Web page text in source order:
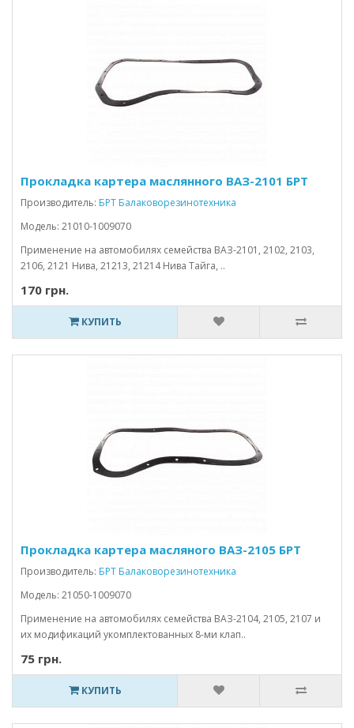
Прокладка картера маслянного ВАЗ-2101 БРТ
Производитель: БРТ Балаковорезинотехника
Модель: 21010-1009070
Применение на автомобилях семейства ВАЗ-2101, 2102, 2103,
2106, 2121 Нива, 21213, 21214 Нива Тайга, ..
170 грн.
КУПИТЬ
Прокладка картера масляного ВАЗ-2105 БРТ
Производитель: БРТ Балаковорезинотехника
Модель: 21050-1009070
Применение на автомобилях семейства ВАЗ-2104, 2105, 2107 и
их модификаций укомплектованных 8-ми клап..
75 грн.
КУПИТЬ